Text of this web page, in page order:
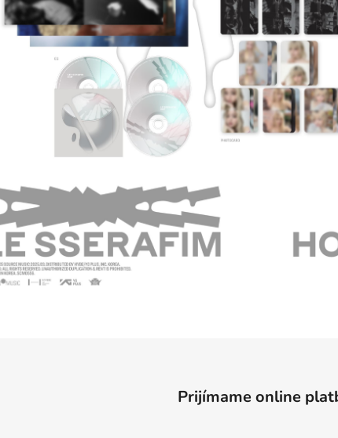
Prijímame online